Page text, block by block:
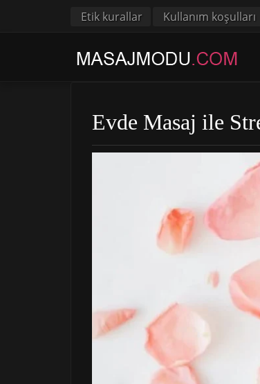
Etik kurallar Kullanım koşulları
Evde Masaj ile